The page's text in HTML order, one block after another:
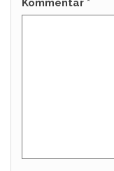
Kommentar *